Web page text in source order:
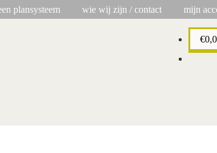
plansysteem wie wij zijn / contact mijn
€